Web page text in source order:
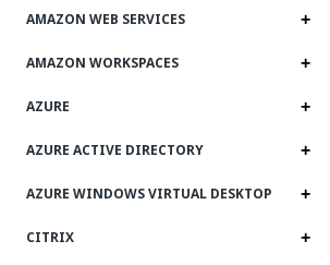
AMAZON WEB SERVICES
AMAZON WORKSPACES
AZURE
AZURE ACTIVE DIRECTORY
AZURE WINDOWS VIRTUAL DESKTOP
CITRIX